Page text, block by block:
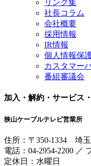
リンク集
社長コラム
会社概要
採用情報
IR情報
個人情報保
カスタマー
番組審議会
加入・解約・サービス
狭山ケーブルテレビ営業所
住所： 〒350-1334 埼
電話： 04-2954-2200 ／
定休日：水曜日